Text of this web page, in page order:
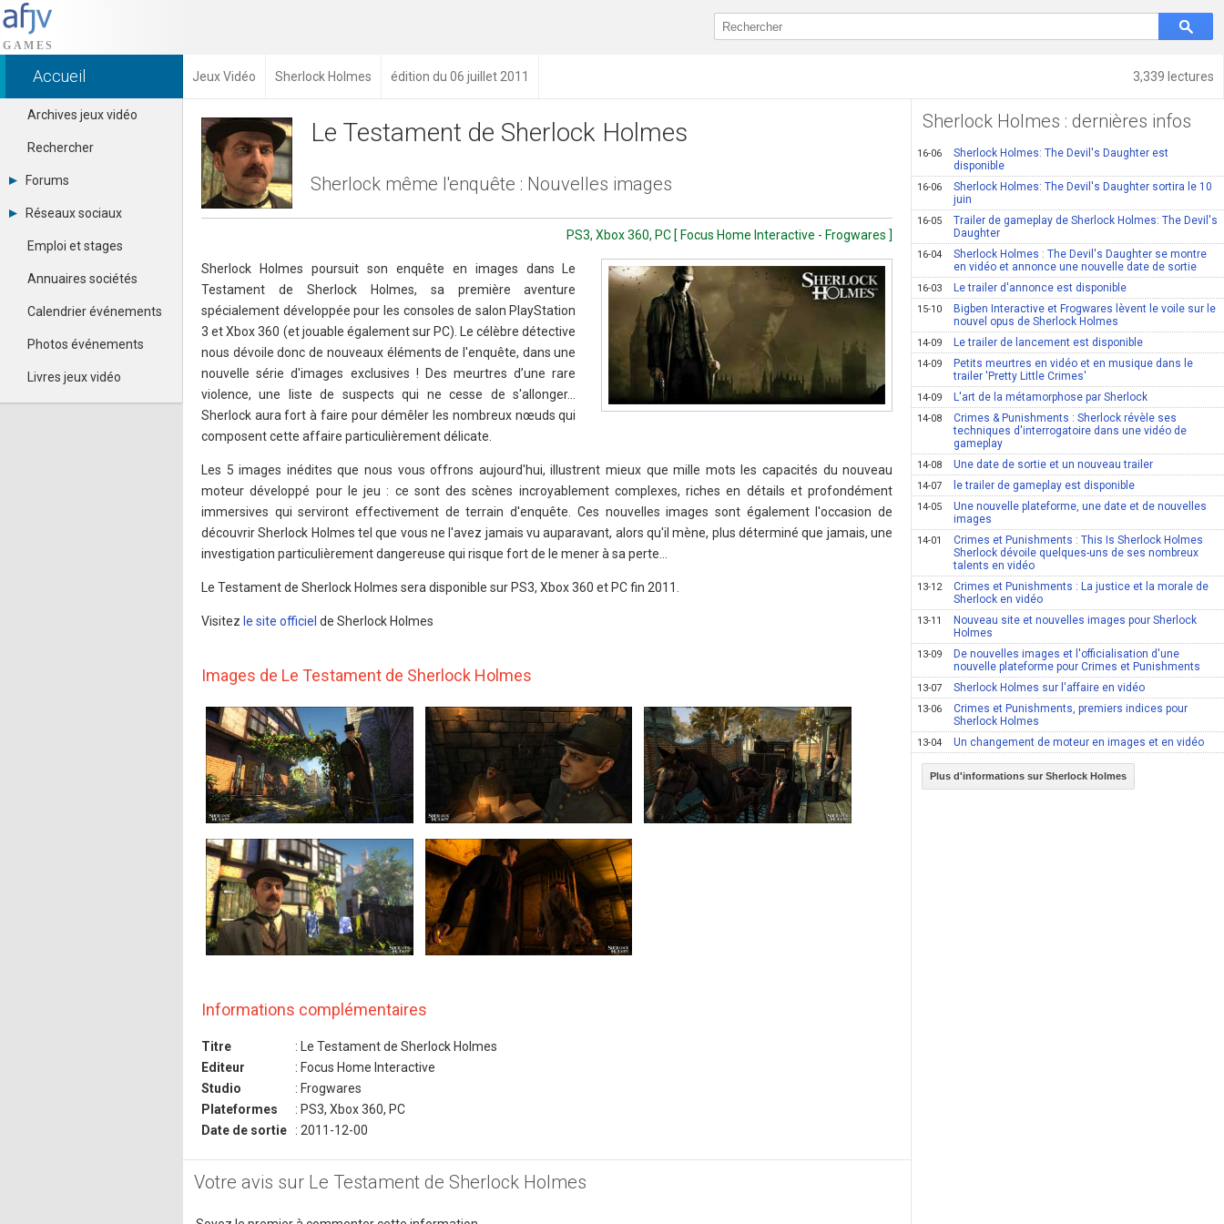
3,339 lectures
Accueil Jeux Vidéo Sherlock Holmes édition du 06 juillet 2011
Archives jeux vidéo
Rechercher
Forums
Tous les forums
Se connecter
Contacter un modérateur
Réseaux sociaux
Dailymotion
Facebook
Google+
Pinterest
Youtube
Emploi et stages
Annuaires sociétés
Calendrier événements
Photos événements
Livres jeux vidéo
Le Testament de Sherlock Holmes
Sherlock même l'enquête : Nouvelles images
PS3, Xbox 360, PC [ Focus Home Interactive - Frogwares ]
Sherlock Holmes poursuit son enquête en images dans Le
Testament de Sherlock Holmes, sa première aventure
spécialement développée pour les consoles de salon PlayStation
3 et Xbox 360 (et jouable également sur PC). Le célèbre détective
nous dévoile donc de nouveaux éléments de l'enquête, dans une
nouvelle série d'images exclusives ! Des meurtres d’une rare
violence, une liste de suspects qui ne cesse de s'allonger...
Sherlock aura fort à faire pour démêler les nombreux nœuds qui
composent cette affaire particulièrement délicate.
Les 5 images inédites que nous vous offrons aujourd'hui, illustrent mieux que mille mots les capacités du nouveau
moteur développé pour le jeu : ce sont des scènes incroyablement complexes, riches en détails et profondément
immersives qui serviront effectivement de terrain d'enquête. Ces nouvelles images sont également l'occasion de
découvrir Sherlock Holmes tel que vous ne l'avez jamais vu auparavant, alors qu'il mène, plus déterminé que jamais, une
investigation particulièrement dangereuse qui risque fort de le mener à sa perte...
Le Testament de Sherlock Holmes sera disponible sur PS3, Xbox 360 et PC fin 2011.
Visitez le site officiel de Sherlock Holmes
Images de Le Testament de Sherlock Holmes
Informations complémentaires
Titre
: Le Testament de Sherlock Holmes
Editeur
: Focus Home Interactive
Studio
: Frogwares
Plateformes
: PS3, Xbox 360, PC
Date de sortie
: 2011-12-00
Votre avis sur Le Testament de Sherlock Holmes
Sherlock Holmes : dernières infos
16-06
Sherlock Holmes: The Devil's Daughter est
disponible
16-06
Sherlock Holmes: The Devil's Daughter sortira le 10
juin
16-05
Trailer de gameplay de Sherlock Holmes: The Devil's
Daughter
16-04
Sherlock Holmes : The Devil's Daughter se montre
en vidéo et annonce une nouvelle date de sortie
16-03 Le trailer d'annonce est disponible
15-10
Bigben Interactive et Frogwares lèvent le voile sur le
nouvel opus de Sherlock Holmes
14-09 Le trailer de lancement est disponible
14-09
Petits meurtres en vidéo et en musique dans le
trailer 'Pretty Little Crimes'
14-09 L'art de la métamorphose par Sherlock
14-08
Crimes & Punishments : Sherlock révèle ses
techniques d'interrogatoire dans une vidéo de
gameplay
14-08 Une date de sortie et un nouveau trailer
14-07 le trailer de gameplay est disponible
14-05
Une nouvelle plateforme, une date et de nouvelles
images
14-01
Crimes et Punishments : This Is Sherlock Holmes
Sherlock dévoile quelques-uns de ses nombreux
talents en vidéo
13-12
Crimes et Punishments : La justice et la morale de
Sherlock en vidéo
13-11
Nouveau site et nouvelles images pour Sherlock
Holmes
13-09
De nouvelles images et l'officialisation d'une
nouvelle plateforme pour Crimes et Punishments
13-07 Sherlock Holmes sur l'affaire en vidéo
13-06
Crimes et Punishments, premiers indices pour
Sherlock Holmes
13-04 Un changement de moteur en images et en vidéo
Plus d'informations sur Sherlock Holmes